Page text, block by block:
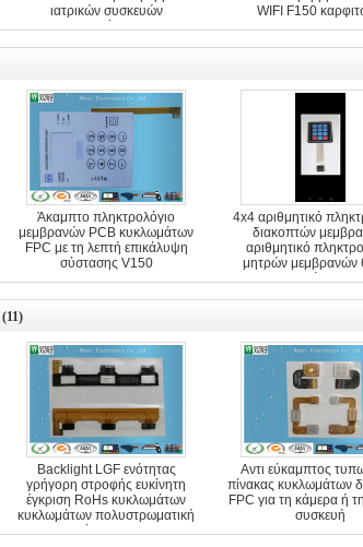
ιατρικών συσκευών
επικαλύψεων
WIFI F150
Άκαμπτο πληκτρολόγιο
μεμβρανών PCB κυκλωμάτων
FPC με τη λεπτή επικάλυψη
σύστασης V150
4x4 αριθμητικό
διακοπτών
αριθμητικό
μητρών μεμβρανών
μετάλλων
(11)
Backlight LGF ενότητας
γρήγορη στροφής ευκίνητη
έγκριση RoHs κυκλωμάτων
κυκλωμάτων πολυστρωματική
εύκαμπτη
Αντι εύκαμπτος
πίνακας κυκλωμάτων
FPC για τη κάμερα ή
συσκευή